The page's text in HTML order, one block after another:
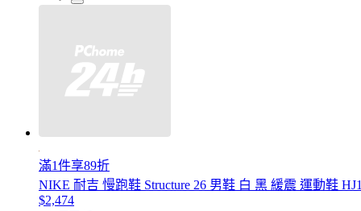
滿1件享89折
NIKE 耐吉 慢跑鞋 Structure 26 男鞋 白 黑 緩震 運動鞋
$2,474